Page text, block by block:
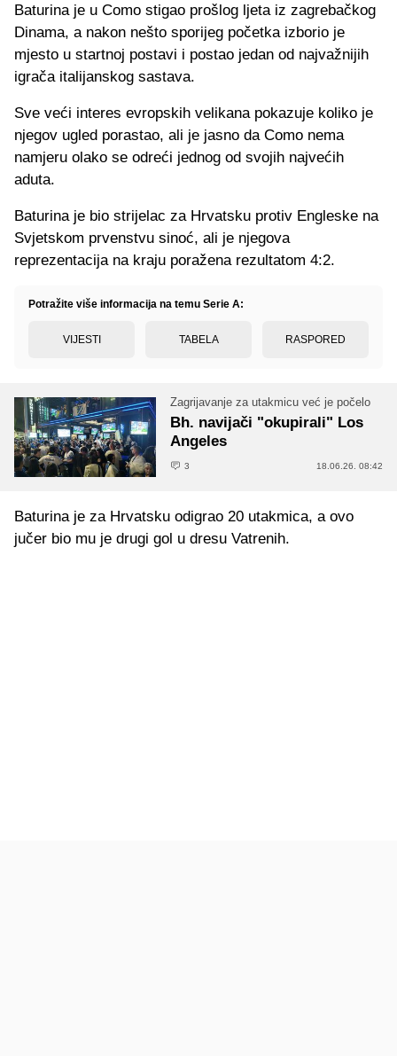
Baturina je u Como stigao prošlog ljeta iz zagrebačkog
Dinama, a nakon nešto sporijeg početka izborio je
mjesto u startnoj postavi i postao jedan od najvažnijih
igrača italijanskog sastava.
Sve veći interes evropskih velikana pokazuje koliko je
njegov ugled porastao, ali je jasno da Como nema
namjeru olako se odreći jednog od svojih najvećih
aduta.
Baturina je bio strijelac za Hrvatsku protiv Engleske na
Svjetskom prvenstvu sinoć, ali je njegova
reprezentacija na kraju poražena rezultatom 4:2.
Potražite više informacija na temu Serie A:
VIJESTI TABELA RASPORED
Zagrijavanje za utakmicu već je počelo
Bh. navijači "okupirali" Los
Angeles
3 18.06.26. 08:42
Baturina je za Hrvatsku odigrao 20 utakmica, a ovo
jučer bio mu je drugi gol u dresu Vatrenih.